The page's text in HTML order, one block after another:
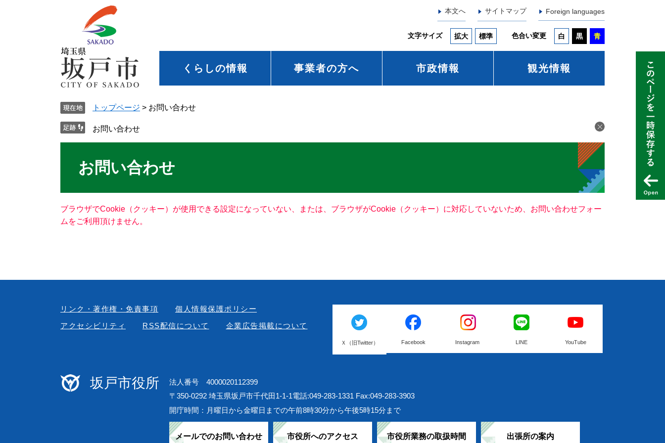
本文へ サイトマップ Foreign languages
文字サイズ 拡大 標準 色合い変更 白 黒 青
くらしの情報 事業者の方へ 市政情報 観光情報
トップページ > お問い合わせ
お問い合わせ
お問い合わせ
ブラウザでCookie（クッキー）が使用できる設定になっていない、または、ブラウザがCookie（クッキー）に対応していないため、お問い合わせフォー
ムをご利用頂けません。
リンク・著作権・免責事項
個人情報保護ポリシー
アクセシビリティ
RSS配信について 企業広告掲載について
Ｘ（旧Twitter） Facebook Instagram LINE YouTube
坂戸市役所
法人番号 4000020112399
〒350-0292 埼玉県坂戸市千代田1-1-1電話:049-283-1331 Fax:049-283-3903
開庁時間：月曜日から金曜日までの午前8時30分から午後5時15分まで
メールでのお問い合わせ 市役所へのアクセス 市役所業務の取扱時間 出張所の案内